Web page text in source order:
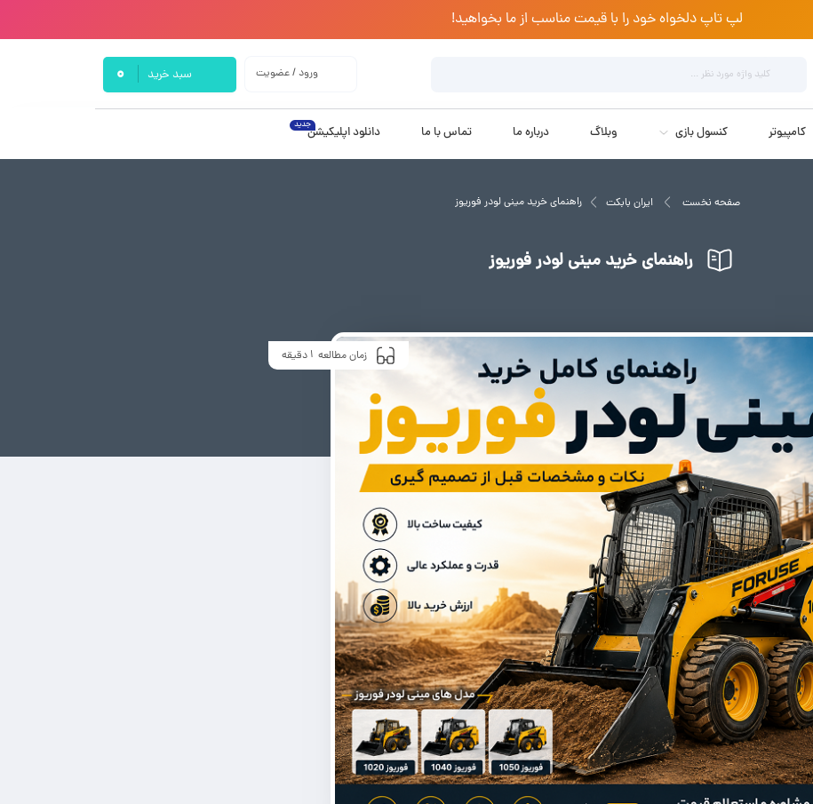
لپ تاپ دلخواه خود را با قیمت مناسب از ما بخواهید!
ورود / عضویت سبد خرید 0
کامپیوتر کنسول بازی وبلاگ درباره ما تماس با ما دانلود اپلیکیشنجدید
صفحه نخست ایران بابکت راهنمای خرید مینی لودر فوریوز
راهنمای خرید مینی لودر فوریوز
زمان مطالعه 1 دقیقه